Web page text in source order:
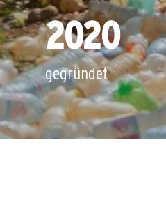
2020
gegründet